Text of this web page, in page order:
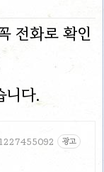
전화로 확인
니다.
광고